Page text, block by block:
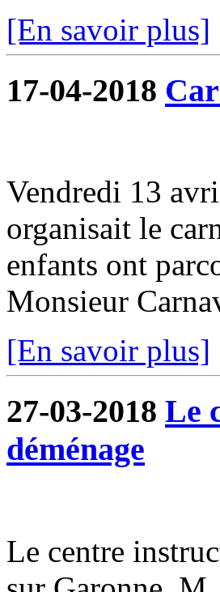
[En savoir plus]
17-04-2018
Vendredi 13
organisait le
enfants ont
Monsieur
[En savoir plus]
27-03-2018 Le
déménage
Le centre